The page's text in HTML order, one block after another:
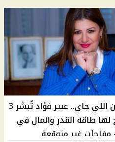
خلي بالك من اللي جاي.. عبير فؤاد تُبشّر 3
لها طاقة القدر والمال في
2025 – مفاجآت غير متوقعة